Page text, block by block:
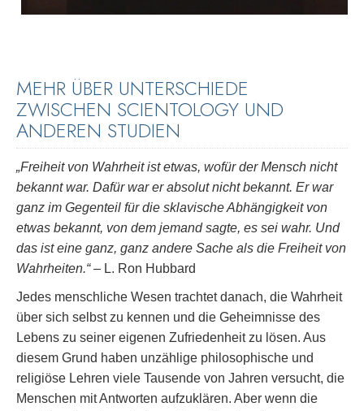
MEHR ÜBER UNTERSCHIEDE
ZWISCHEN SCIENTOLOGY UND
ANDEREN STUDIEN
„Freiheit von Wahrheit ist etwas, wofür der Mensch nicht
bekannt war. Dafür war er absolut nicht bekannt. Er war
ganz im Gegenteil für die sklavische Abhängigkeit von
etwas bekannt, von dem jemand sagte, es sei wahr. Und
das ist eine ganz, ganz andere Sache als die Freiheit von
Wahrheiten.“– L. Ron Hubbard
Jedes menschliche Wesen trachtet danach, die Wahrheit
über sich selbst zu kennen und die Geheimnisse des
Lebens zu seiner eigenen Zufriedenheit zu lösen. Aus
diesem Grund haben unzählige philosophische und
religiöse Lehren viele Tausende von Jahren versucht, die
Menschen mit Antworten aufzuklären. Aber wenn die